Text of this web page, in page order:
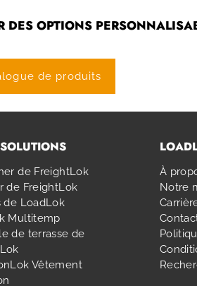
DES OPTIONS
de produits
de FreightLok
de FreightLok
de LoadLok
Multitemp
de terrasse de
Vêtement
À
Notre